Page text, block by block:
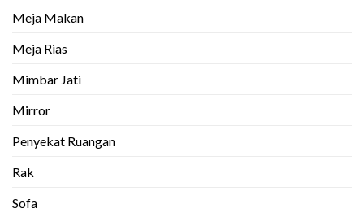
Meja Makan
Meja Rias
Mimbar Jati
Mirror
Penyekat Ruangan
Rak
Sofa